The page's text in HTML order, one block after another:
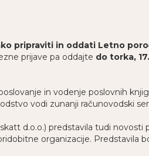
pripraviti in oddati Letno
prijave pa oddajte do torka,
in vodenje poslovnih
vodi zunanji računovodski
d.o.o.) predstavila tudi novosti
organizacije. Predstavila